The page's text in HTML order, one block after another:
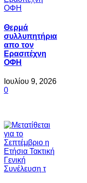
Θερμά
συλλυπητήρια
απο τον
Ερασιτέχνη
ΟΦΗ
Ιουλίου 9, 2026
0